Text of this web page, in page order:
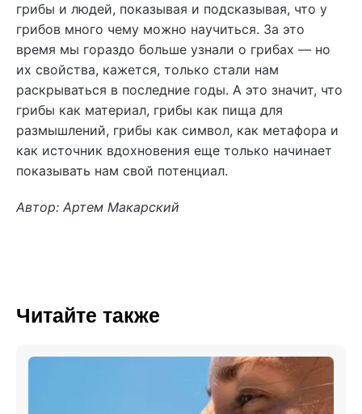
грибы и людей, показывая и подсказывая, что у
грибов много чему можно научиться. За это
время мы гораздо больше узнали о грибах — но
их свойства, кажется, только стали нам
раскрываться в последние годы. А это значит, что
грибы как материал, грибы как пища для
размышлений, грибы как символ, как метафора и
как источник вдохновения еще только начинает
показывать нам свой потенциал.
Автор: Артем Макарский
Читайте также